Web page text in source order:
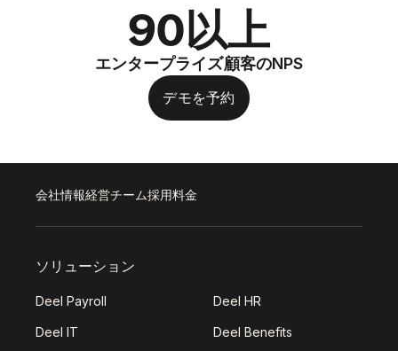
90以上
エンタープライズ顧客のNPS
デモを予約
会社情報経営チーム採用料金
ソリューション
Deel Payroll Deel HR
Deel IT Deel Benefits